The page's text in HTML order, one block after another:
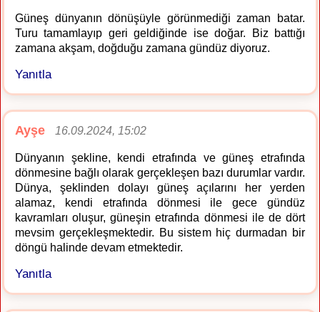
Güneş dünyanın dönüşüyle görünmediği zaman batar.
Turu tamamlayıp geri geldiğinde ise doğar. Biz battığı
zamana akşam, doğduğu zamana gündüz diyoruz.
Yanıtla
Ayşe 16.09.2024, 15:02
Dünyanın şekline, kendi etrafında ve güneş etrafında
dönmesine bağlı olarak gerçekleşen bazı durumlar vardır.
Dünya, şeklinden dolayı güneş açılarını her yerden
alamaz, kendi etrafında dönmesi ile gece gündüz
kavramları oluşur, güneşin etrafında dönmesi ile de dört
mevsim gerçekleşmektedir. Bu sistem hiç durmadan bir
döngü halinde devam etmektedir.
Yanıtla